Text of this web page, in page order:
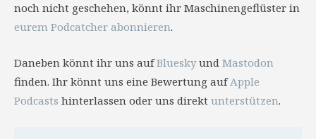
noch nicht geschehen, könnt ihr Maschinengeflüster in
eurem Podcatcher abonnieren.
Daneben könnt ihr uns aufBlueskyund Mastodon
finden. Ihr könnt uns eine Bewertung aufApple
Podcasts hinterlassen oder uns direkt unterstützen.